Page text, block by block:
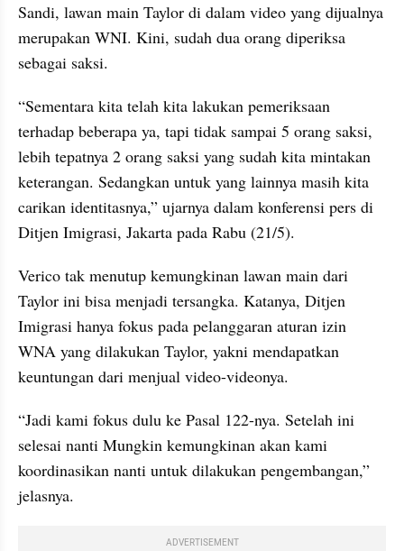
Sandi, lawan main Taylor di dalam video yang dijualnya
merupakan WNI. Kini, sudah dua orang diperiksa
sebagai saksi.
“Sementara kita telah kita lakukan pemeriksaan
terhadap beberapa ya, tapi tidak sampai 5 orang saksi,
lebih tepatnya 2 orang saksi yang sudah kita mintakan
keterangan. Sedangkan untuk yang lainnya masih kita
carikan identitasnya,” ujarnya dalam konferensi pers di
Ditjen Imigrasi, Jakarta pada Rabu (21/5).
Verico tak menutup kemungkinan lawan main dari
Taylor ini bisa menjadi tersangka. Katanya, Ditjen
Imigrasi hanya fokus pada pelanggaran aturan izin
WNA yang dilakukan Taylor, yakni mendapatkan
keuntungan dari menjual video-videonya.
“Jadi kami fokus dulu ke Pasal 122-nya. Setelah ini
selesai nanti Mungkin kemungkinan akan kami
koordinasikan nanti untuk dilakukan pengembangan,”
jelasnya.
ADVERTISEMENT